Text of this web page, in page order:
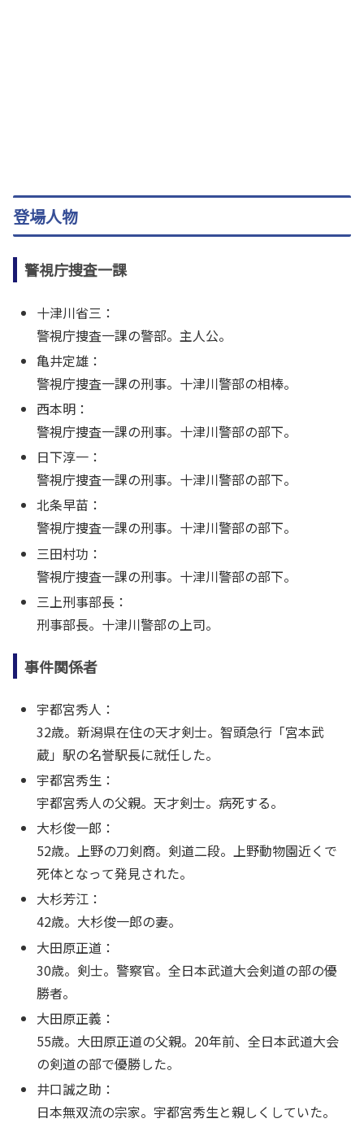
登場人物
警視庁捜査一課
十津川省三：
警視庁捜査一課の警部。主人公。
亀井定雄：
警視庁捜査一課の刑事。十津川警部の相棒。
西本明：
警視庁捜査一課の刑事。十津川警部の部下。
日下淳一：
警視庁捜査一課の刑事。十津川警部の部下。
北条早苗：
警視庁捜査一課の刑事。十津川警部の部下。
三田村功：
警視庁捜査一課の刑事。十津川警部の部下。
三上刑事部長：
刑事部長。十津川警部の上司。
事件関係者
宇都宮秀人：
32歳。新潟県在住の天才剣士。智頭急行「宮本武
蔵」駅の名誉駅長に就任した。
宇都宮秀生：
宇都宮秀人の父親。天才剣士。病死する。
大杉俊一郎：
52歳。上野の刀剣商。剣道二段。上野動物園近くで
死体となって発見された。
大杉芳江：
42歳。大杉俊一郎の妻。
大田原正道：
30歳。剣士。警察官。全日本武道大会剣道の部の優
勝者。
大田原正義：
55歳。大田原正道の父親。20年前、全日本武道大会
の剣道の部で優勝した。
井口誠之助：
日本無双流の宗家。宇都宮秀生と親しくしていた。